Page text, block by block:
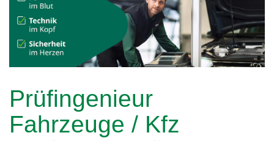
Prüfingenieur
Fahrzeuge / Kfz